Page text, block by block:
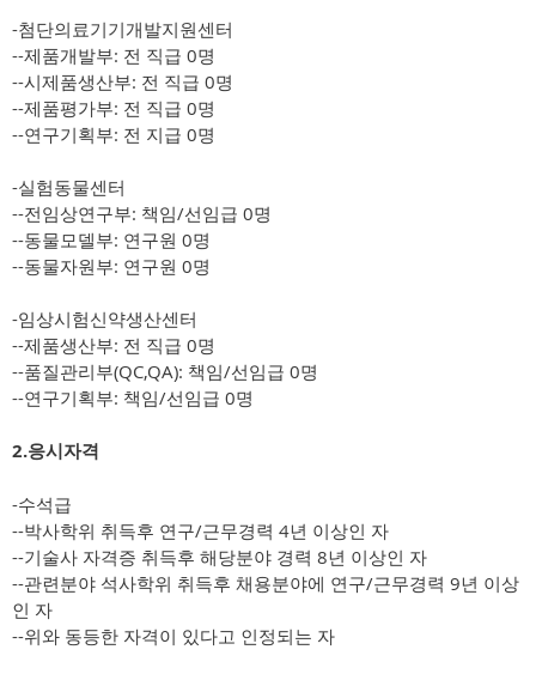
-첨단의료기기개발지원센터
--제품개발부: 전 직급 0명
--시제품생산부: 전 직급 0명
--제품평가부: 전 직급 0명
--연구기획부: 전 지급 0명
-실험동물센터
--전임상연구부: 책임/선임급 0명
--동물모델부: 연구원 0명
--동물자원부: 연구원 0명
-임상시험신약생산센터
--제품생산부: 전 직급 0명
--품질관리부(QC,QA): 책임/선임급 0명
--연구기획부: 책임/선임급 0명
2.응시자격
-수석급
--박사학위 취득후 연구/근무경력 4년 이상인 자
--기술사 자격증 취득후 해당분야 경력 8년 이상인 자
--관련분야 석사학위 취득후 채용분야에 연구/근무경력 9년 이상
인 자
--위와 동등한 자격이 있다고 인정되는 자